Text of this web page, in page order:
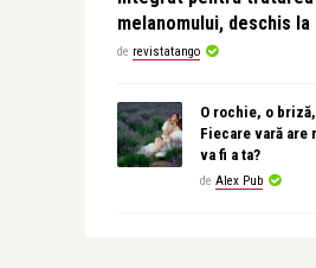
melanomului, deschis
de revistatango
O rochie, o
Fiecare vară are
va fi a ta?
de Alex Pub